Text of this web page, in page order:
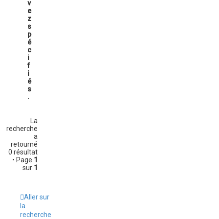
v
e
z
s
p
é
c
i
f
i
é
s
.
La
recherche
a
retourné
0 résultat
• Page 1
sur 1
Aller sur
la
recherche